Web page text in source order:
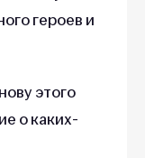
героев и
этого
о каких-